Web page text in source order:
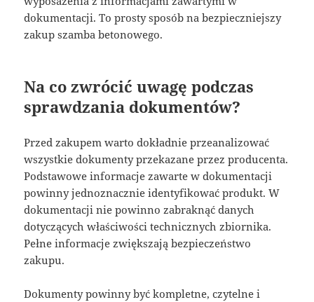
dokumentacji. To prosty sposób na bezpieczniejszy
zakup szamba betonowego.
Na co zwrócić uwagę podczas
sprawdzania dokumentów?
Przed zakupem warto dokładnie przeanalizować
wszystkie dokumenty przekazane przez producenta.
Podstawowe informacje zawarte w dokumentacji
powinny jednoznacznie identyfikować produkt. W
dokumentacji nie powinno zabraknąć danych
dotyczących właściwości technicznych zbiornika.
Pełne informacje zwiększają bezpieczeństwo
zakupu.
Dokumenty powinny być kompletne, czytelne i